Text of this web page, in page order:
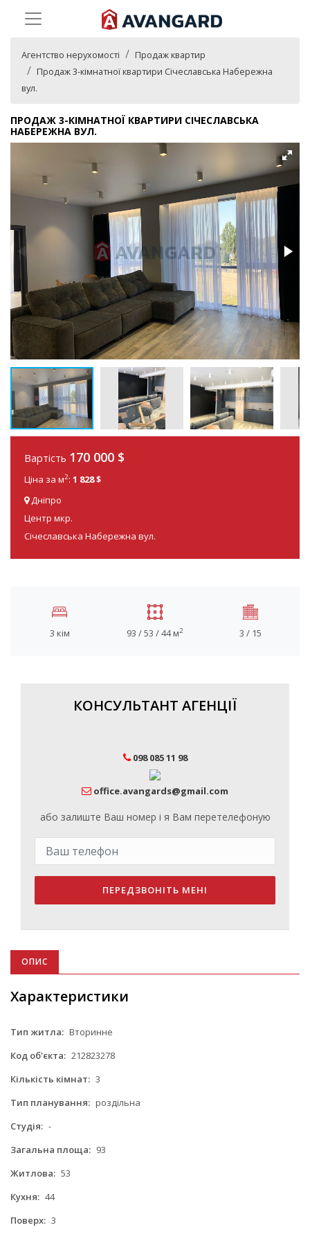
Агентство нерухомості
Продаж квартир
Продаж 3-кімнатної квартири Січеславська Набережна
вул.
ПРОДАЖ 3-КІМНАТНОЇ КВАРТИРИ СІЧЕСЛАВСЬКА
НАБЕРЕЖНА ВУЛ.
Вартість 170 000 $
Ціна за м2: 1 828 $
Дніпро
Центр мкр.
Січеславська Набережна вул.
3 кім 93 / 53 / 44 м2 3 / 15
КОНСУЛЬТАНТ АГЕНЦІЇ
098 085 11 98
office.avangards@gmail.com
або залиште Ваш номер і я Вам перетелефоную
ПЕРЕДЗВОНІТЬ МЕНІ
ОПИС
Характеристики
Тип житла: Вторинне
Код об'єкта: 212823278
Кількість кімнат: 3
Тип планування: роздільна
Студія: -
Загальна площа: 93
Житлова: 53
Кухня: 44
Поверх: 3